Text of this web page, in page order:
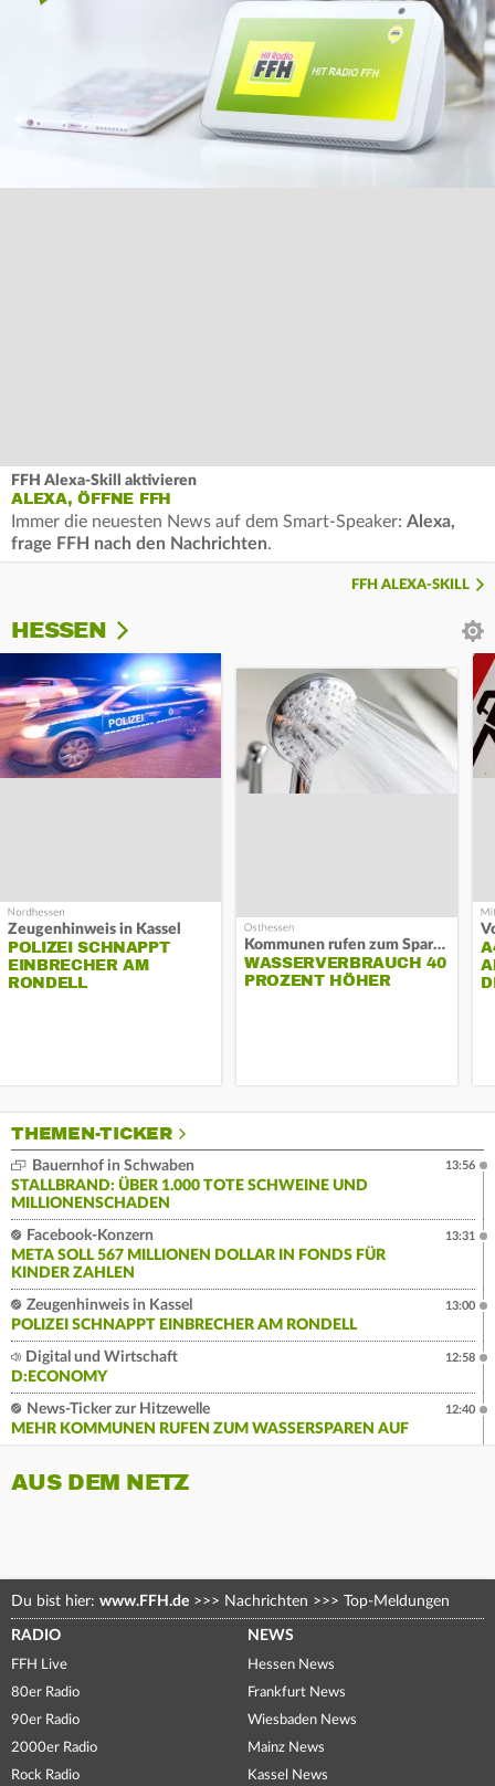
FFH Alexa-Skill aktivieren
ALEXA, ÖFFNE FFH
Immer die neuesten News auf dem Smart-Speaker: Alexa,
frage FFH nach den Nachrichten.
FFH ALEXA-SKILL
HESSEN
Zeugenhinweis in Kassel
POLIZEI SCHNAPPT
EINBRECHER AM
RONDELL
Kommunen rufen zum Sparen auf
WASSERVERBRAUCH 40
PROZENT HÖHER
THEMEN-TICKER
Bauernhof in Schwaben
STALLBRAND: ÜBER 1.000 TOTE SCHWEINE UND
MILLIONENSCHADEN
13:56
Facebook-Konzern
META SOLL 567 MILLIONEN DOLLAR IN FONDS FÜR
KINDER ZAHLEN
13:31
Zeugenhinweis in Kassel
POLIZEI SCHNAPPT EINBRECHER AM RONDELL
13:00
Digital und Wirtschaft
D:ECONOMY
12:58
News-Ticker zur Hitzewelle
MEHR KOMMUNEN RUFEN ZUM WASSERSPAREN AUF
12:40
AUS DEM NETZ
Du bist hier: www.FFH.de >>> Nachrichten >>> Top-Meldungen
RADIO
FFH Live
80er Radio
90er Radio
2000er Radio
Rock Radio
NEWS
Hessen News
Frankfurt News
Wiesbaden News
Mainz News
Kassel News